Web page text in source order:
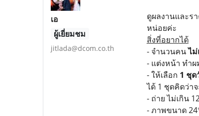
เอ
ผู้เยี่ยมชม
jitlada@dcom.co.th
ดูผลงานและร
หน่อยค่ะ
สิ่งที่อยากได้
- จำนวนคนไ
- แต่งหน้า ทำผ
- ให้เลือก 1 ชุด
ได้ 1 ชุดคิดว่า
- ถ่าย ไม่เกิน
- ภาพขนาด